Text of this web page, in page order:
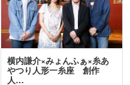
横内謙介×みょんふぁ×糸あ
やつり人形一糸座 創作
人…